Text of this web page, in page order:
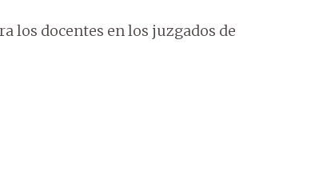
los docentes en los juzgados de